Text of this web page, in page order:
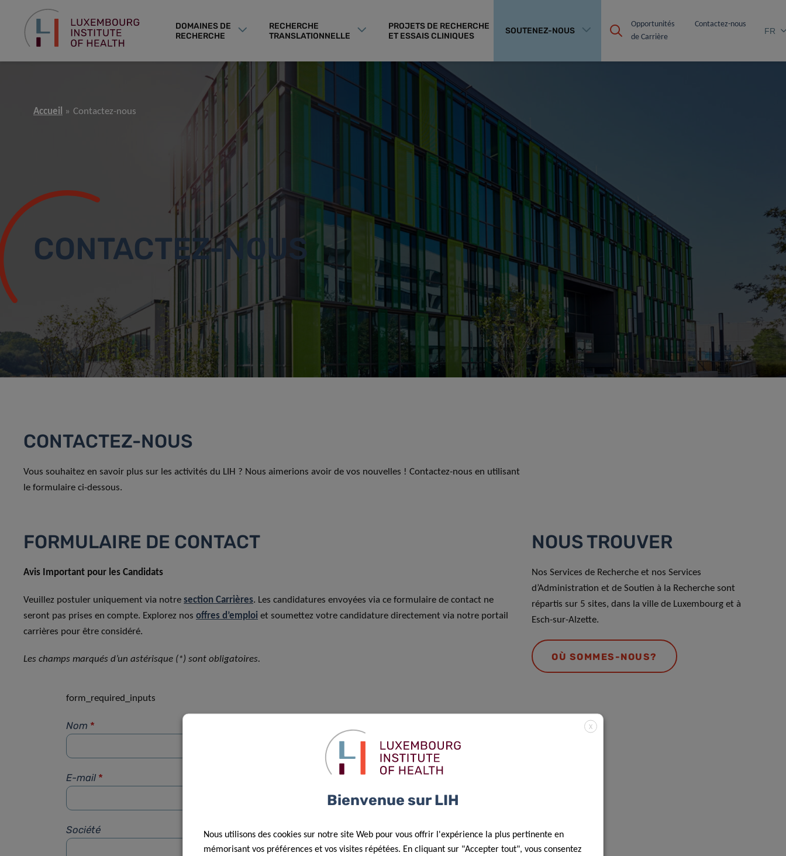
DOMAINES DE
RECHERCHE
RECHERCHE
TRANSLATIONNELLE
PROJETS DE RECHERCHE
ET ESSAIS CLINIQUES
SOUTENEZ-NOUS
Opportunités
de Carrière
Contactez-nous
FR
Accueil Contactez-nous
CONTACTEZ-NOUS
CONTACTEZ-NOUS
Vous souhaitez en savoir plus sur les activités du LIH ? Nous aimerions avoir de vos nouvelles ! Contactez-nous en utilisant
le formulaire ci-dessous.
FORMULAIRE DE CONTACT
Avis Important pour les Candidats
Veuillez postuler uniquement via notre section Carrières. Les candidatures envoyées via ce formulaire de contact ne
seront pas prises en compte. Explorez nos offres d’emploi et soumettez votre candidature directement via notre portail
carrières pour être considéré.
Les champs marqués d’un astérisque (*) sont obligatoires.
form_required_inputs
Nom *
E-mail *
Société
NOUS TROUVER
Nos Services de Recherche et nos Services
d’Administration et de Soutien à la Recherche sont
répartis sur 5 sites, dans la ville de Luxembourg et à
Esch-sur-Alzette.
OÙ SOMMES-NOUS?
X
Bienvenue sur LIH
Nous utilisons des cookies sur notre site Web pour vous offrir l'expérience la plus pertinente en
mémorisant vos préférences et vos visites répétées. En cliquant sur "Accepter tout", vous consentez